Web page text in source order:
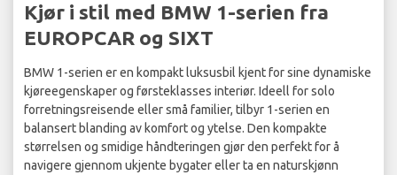
Kjør i stil med BMW 1-serien fra
EUROPCAR og SIXT
BMW 1-serien er en kompakt luksusbil kjent for sine dynamiske
kjøreegenskaper og førsteklasses interiør. Ideell for solo
forretningsreisende eller små familier, tilbyr 1-serien en
balansert blanding av komfort og ytelse. Den kompakte
størrelsen og smidige håndteringen gjør den perfekt for å
navigere gjennom ukjente bygater eller ta en naturskjønn